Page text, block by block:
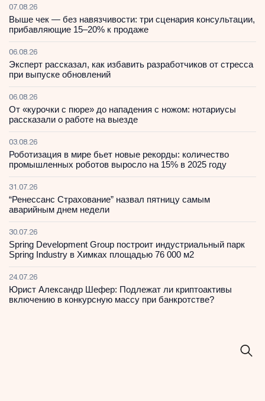
07.08.26
Выше чек — без навязчивости: три сценария консультации,
прибавляющие 15–20% к продаже
06.08.26
Эксперт рассказал, как избавить разработчиков от стресса
при выпуске обновлений
06.08.26
От «курочки с пюре» до нападения с ножом: нотариусы
рассказали о работе на выезде
03.08.26
Роботизация в мире бьет новые рекорды: количество
промышленных роботов выросло на 15% в 2025 году
31.07.26
“Ренессанс Страхование” назвал пятницу самым
аварийным днем недели
30.07.26
Spring Development Group построит индустриальный парк
Spring Industry в Химках площадью 76 000 м2
24.07.26
Юрист Александр Шефер: Подлежат ли криптоактивы
включению в конкурсную массу при банкротстве?